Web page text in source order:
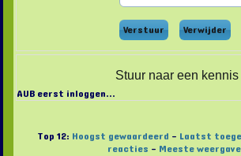
Stuur naar een kennis
AUB eerst inloggen...
Top 12: Hoogst gewaardeerd - Laatst
reacties - Meeste